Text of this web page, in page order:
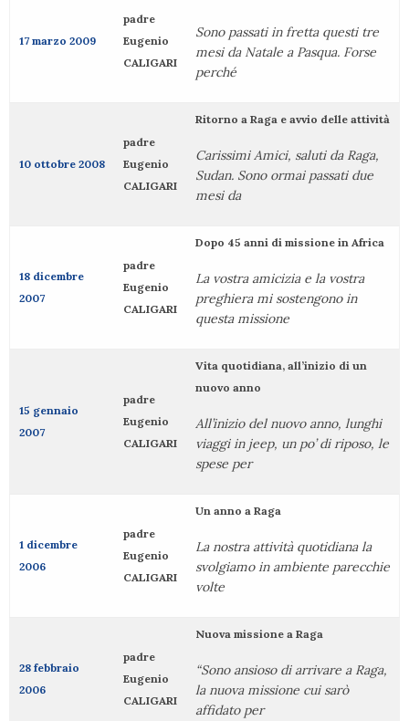
17 marzo 2009
padre
Eugenio
CALIGARI
Sono passati in fretta questi tre
mesi da Natale a Pasqua. Forse
perché
10 ottobre 2008
padre
Eugenio
CALIGARI
Ritorno a Raga e avvio delle attività
Carissimi Amici, saluti da Raga,
Sudan. Sono ormai passati due
mesi da
18 dicembre
2007
padre
Eugenio
CALIGARI
Dopo 45 anni di missione in Africa
La vostra amicizia e la vostra
preghiera mi sostengono in
questa missione
15 gennaio
2007
padre
Eugenio
CALIGARI
Vita quotidiana, all’inizio di un
nuovo anno
All’inizio del nuovo anno, lunghi
viaggi in jeep, un po’ di riposo, le
spese per
1 dicembre
2006
padre
Eugenio
CALIGARI
Un anno a Raga
La nostra attività quotidiana la
svolgiamo in ambiente parecchie
volte
28 febbraio
2006
padre
Eugenio
CALIGARI
Nuova missione a Raga
“Sono ansioso di arrivare a Raga,
la nuova missione cui sarò
affidato per